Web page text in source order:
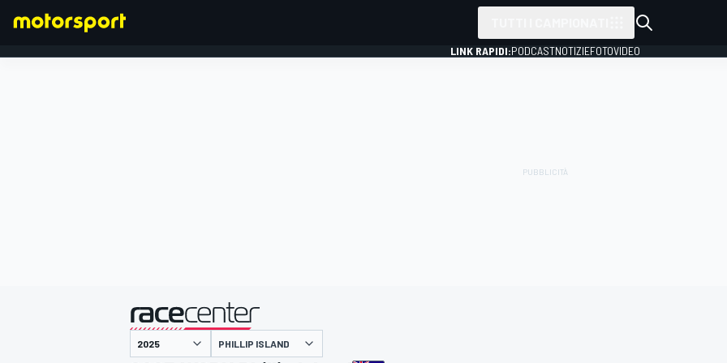
LINK RAPIDI:PODCASTNOTIZIEFOTOVIDEO
presentato da
PHILLIP ISLAND